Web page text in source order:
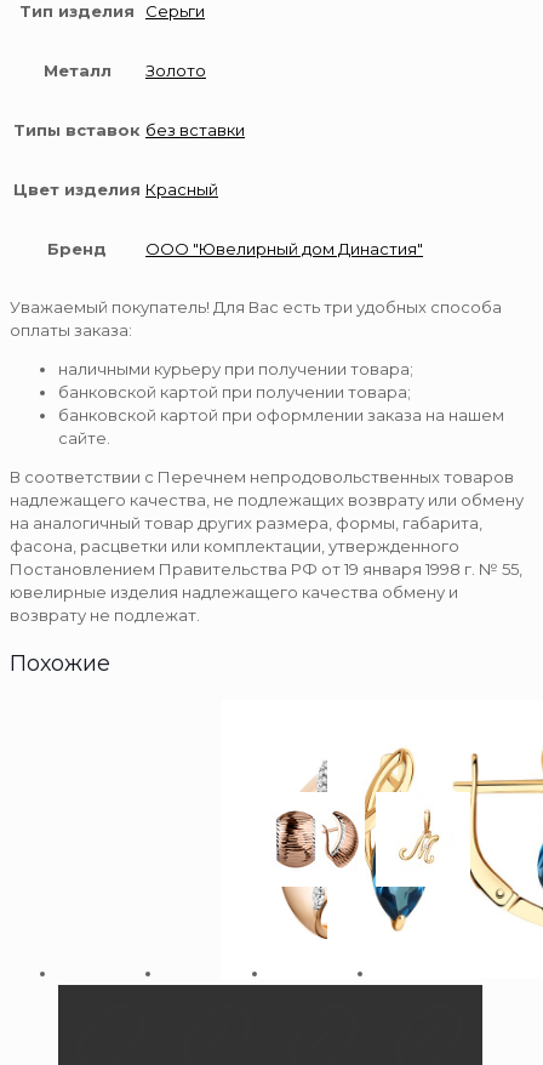
Тип изделия Серьги
Металл Золото
Типы вставок без вставки
Цвет изделия Красный
Бренд ООО "Ювелирный дом Династия"
Уважаемый покупатель! Для Вас есть три удобных способа
оплаты заказа:
наличными курьеру при получении товара;
банковской картой при получении товара;
банковской картой при оформлении заказа на нашем
сайте.
В соответствии с Перечнем непродовольственных товаров
надлежащего качества, не подлежащих возврату или обмену
на аналогичный товар других размера, формы, габарита,
фасона, расцветки или комплектации, утвержденного
Постановлением Правительства РФ от 19 января 1998 г. № 55,
ювелирные изделия надлежащего качества обмену и
возврату не подлежат.
Похожие